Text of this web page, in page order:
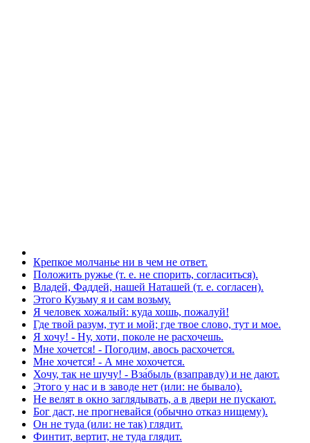
Крепкое молчанье ни в чем не ответ.
Положить ружье (т. е. не спорить, согласиться).
Владей, Фаддей, нашей Наташей (т. е. согласен).
Этого Кузьму я и сам возьму.
Я человек хожалый: куда хошь, пожалуй!
Где твой разум, тут и мой; где твое слово, тут и мое.
Я хочу! - Ну, хоти, поколе не расхочешь.
Мне хочется! - Погодим, авось расхочется.
Мне хочется! - А мне хохочется.
Хочу, так не шучу! - Вза́быль (взаправду) и не дают.
Этого у нас и в заводе нет (или: не бывало).
Не велят в окно заглядывать, а в двери не пускают.
Бог даст, не прогневайся (обычно отказ нищему).
Он не туда (или: не так) глядит.
Финтит, вертит, не туда глядит.